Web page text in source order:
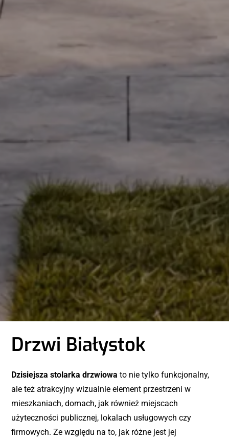
Drzwi Białystok
Dzisiejsza stolarka drzwiowa to nie tylko funkcjonalny,
ale też atrakcyjny wizualnie element przestrzeni w
mieszkaniach, domach, jak również miejscach
użyteczności publicznej, lokalach usługowych czy
firmowych. Ze względu na to, jak różne jest jej